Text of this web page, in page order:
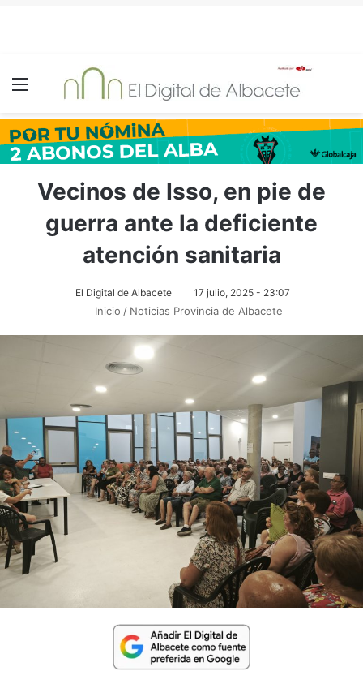
Menú
Vecinos de Isso, en pie de
guerra ante la deficiente
atención sanitaria
El Digital de Albacete 17 julio, 2025 - 23:07
Inicio / Noticias Provincia de Albacete